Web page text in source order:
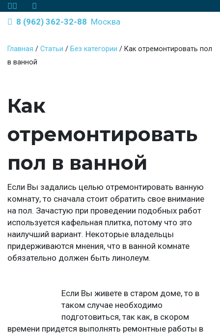
8 (962) 362-32-88 Москва
Главная / Статьи / Без категории / Как отремонтировать пол
в ванной
Как
отремонтировать
пол в ванной
Если Вы задались целью отремонтировать ванную
комнату, то сначала стоит обратить свое внимание
на пол. Зачастую при проведении подобных работ
используется кафельная плитка, потому что это
наилучший вариант. Некоторые владельцы
придерживаются мнения, что в ванной комнате
обязательно должен быть линолеум.
Если Вы живете в старом доме, то в
таком случае необходимо
подготовиться, так как, в скором
времени придется выполнять ремонтные работы в